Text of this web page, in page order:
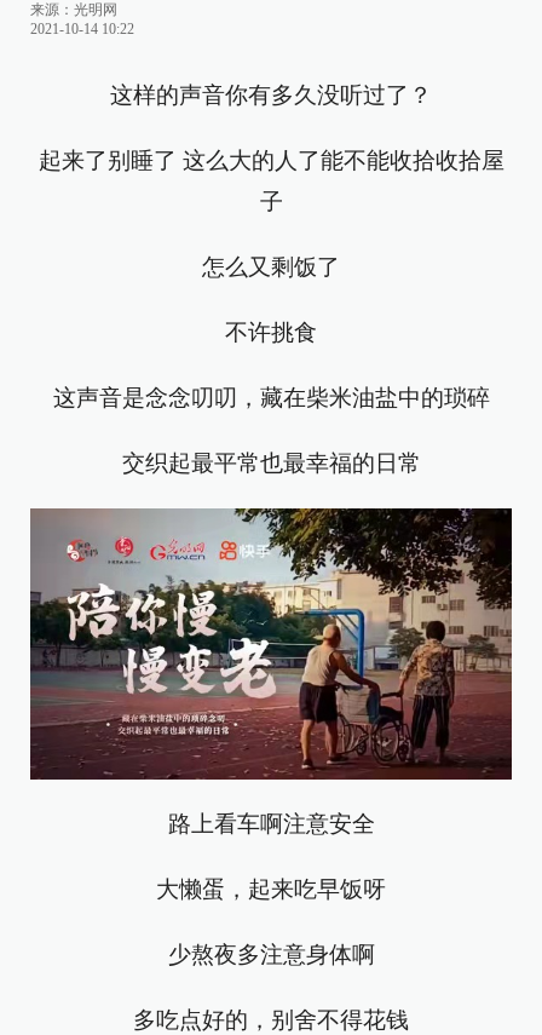
来源： 光明网
2021-10-14 10:22
这样的声音你有多久没听过了？
起来了别睡了 这么大的人了能不能收拾收拾屋
子
怎么又剩饭了
不许挑食
这声音是念念叨叨，藏在柴米油盐中的琐碎
交织起最平常也最幸福的日常
路上看车啊注意安全
大懒蛋，起来吃早饭呀
少熬夜多注意身体啊
多吃点好的，别舍不得花钱